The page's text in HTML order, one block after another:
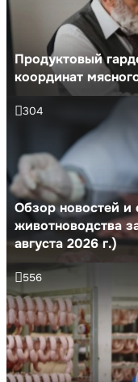
Продуктовый
координат
Обзор новостей и
животноводства
августа 2026 г.)
304
556